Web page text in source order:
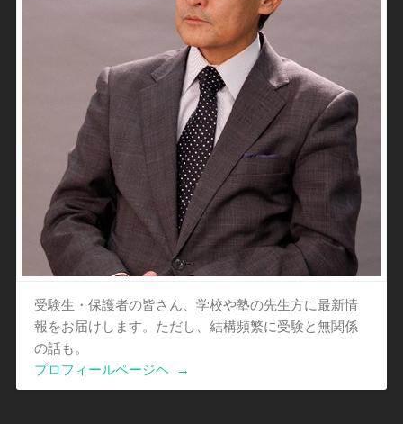
受験生・保護者の皆さん、学校や塾の先生方に最新情
報をお届けします。ただし、結構頻繁に受験と無関係
の話も。
プロフィールページヘ
→